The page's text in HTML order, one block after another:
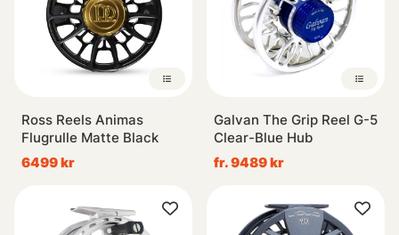
Ross Reels Animas
Flugrulle Matte Black
6499 kr
Galvan The Grip Reel G-5
Clear-Blue Hub
fr. 9489 kr